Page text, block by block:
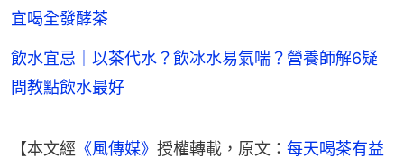
宜喝全發酵茶
飲水宜忌｜以茶代水？飲冰水易氣喘？營養師解6疑
問教點飲水最好
【本文經 《風傳媒》 授權轉載，原文： 每天喝茶有益